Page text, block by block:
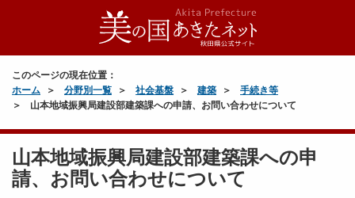
このページの現在位置：
ホーム
分野別一覧 社会基盤 建築
手続き等
山本地域振興局建設部建築課への申請、お問い合わせについて
山本地域振興局建設部建築課への申
請、お問い合わせについて